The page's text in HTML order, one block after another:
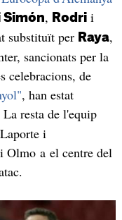
Simón, Rodrii
substituït per Raya,
sancionats per la
celebracions, de
, han estat
resta de l'equip
i
Olmo a el centre del